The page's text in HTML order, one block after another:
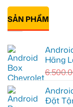
Đức
cần
ánh
sáng
Suzuki
XL7
tại
ghi
mọi
cung
đường
Android
Box
cho
tại
Quận
xem
Youtube
có
luận
ở
Anh
Android
box
Geely
EX2
tại
Quận
Gò
Vấp
SẢN PHẨM
Hãng
Đặt